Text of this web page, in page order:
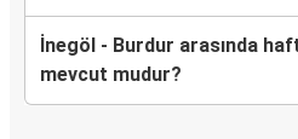
İnegöl - Burdur arasında
mevcut mudur?